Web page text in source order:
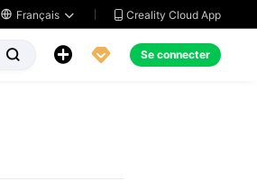
 Français   Creality Cloud App
   Se connecter